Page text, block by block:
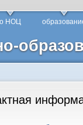
о НОЦ